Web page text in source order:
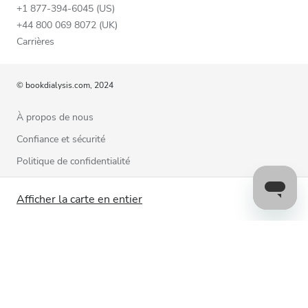
Afficher la carte en entier
+1 877-394-6045 (US)
+44 800 069 8072 (UK)
Carrières
© bookdialysis.com, 2024
À propos de nous
Confiance et sécurité
Politique de confidentialité
Politique relative aux cookies